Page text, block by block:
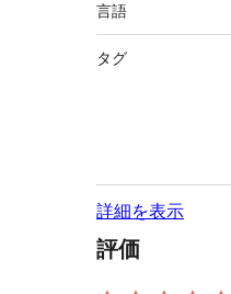
言語
タグ
詳細を表示
評価